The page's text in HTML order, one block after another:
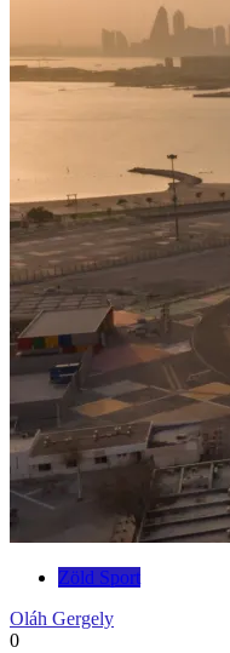
Zöld Sport
Oláh Gergely
0